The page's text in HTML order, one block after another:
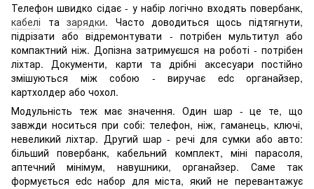
Телефон швидко сідає - у набір логічно входять повербанк,
кабелі та зарядки. Часто доводиться щось підтягнути,
підрізати або відремонтувати - потрібен мультитул або
компактний ніж. Допізна затримуєшся на роботі - потрібен
ліхтар. Документи, карти та дрібні аксесуари постійно
змішуються між собою - виручає edc органайзер,
картхолдер або чохол.
Модульність теж має значення. Один шар - це те, що
завжди носиться при собі: телефон, ніж, гаманець, ключі,
невеликий ліхтар. Другий шар - речі для сумки або авто:
більший повербанк, кабельний комплект, міні парасоля,
аптечний мінімум, навушники, органайзер. Саме так
формується edc набор для міста, який не перевантажує